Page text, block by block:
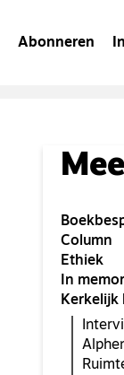
Abonneren
Column
Ethiek
In
Kerkelijk